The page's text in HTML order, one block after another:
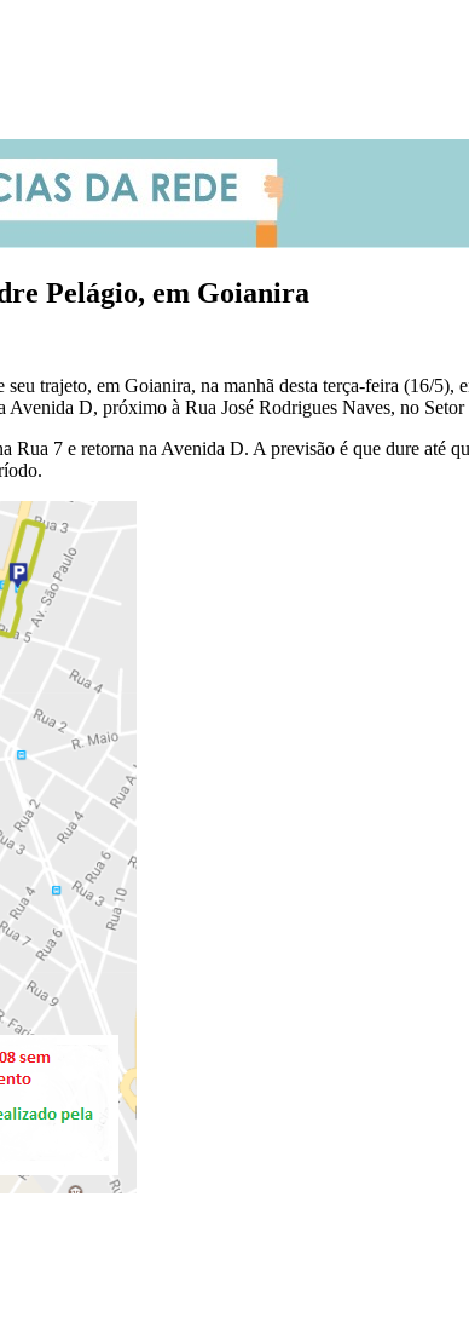
Pelágio, em Goianira
seu trajeto, em Goianira, na manhã desta terça-feira (16/
Avenida D, próximo à Rua José Rodrigues Naves, no
7 e retorna na Avenida D. A previsão é que dure até